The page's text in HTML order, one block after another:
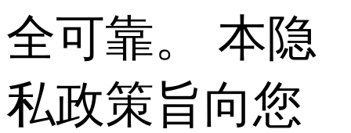
全可靠。 本隐
私政策旨向您